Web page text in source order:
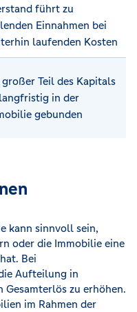
führt zu
Einnahmen bei
laufenden Kosten
großer Teil des Kapitals
in der
gebunden
kann sinnvoll sein,
oder die Immobilie eine
Bei
Aufteilung in
Gesamterlös zu erhöhen.
im Rahmen der